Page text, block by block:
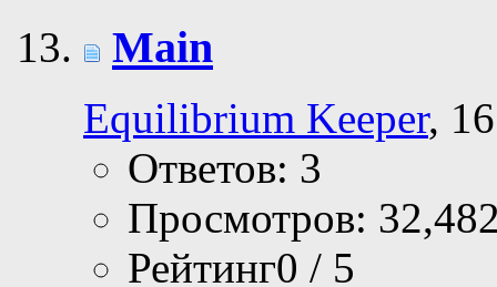
Main
Equilibrium Keeper,
Ответов: 3
Просмотров:
Рейтинг0 / 5